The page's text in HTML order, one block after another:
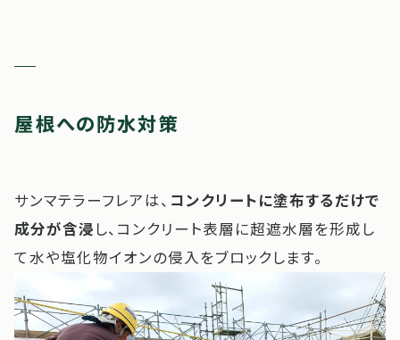
屋根への防水対策
サンマテラーフレアは、 コンクリートに塗布するだけで
成分が含浸 し、コンクリート表層に超遮水層を形成し
て水や塩化物イオンの侵入をブロックします。